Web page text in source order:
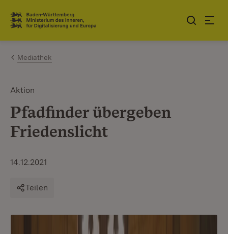
Zum Inhalt springen
Link zur Startseite
Mediathek
Aktion
Pfadfinder übergeben
Friedenslicht
14.12.2021
Teilen